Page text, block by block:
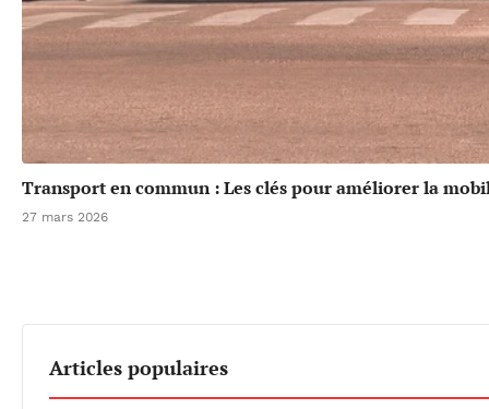
Transport en commun : Les clés pour améliorer la
27 mars 2026
Articles populaires